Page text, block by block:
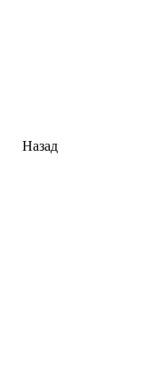
Назад